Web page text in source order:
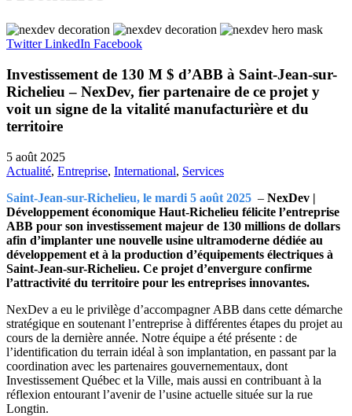
Twitter LinkedIn Facebook
Investissement de 130 M $ d’ABB à Saint-Jean-sur-
Richelieu – NexDev, fier partenaire de ce projet y
voit un signe de la vitalité manufacturière et du
territoire
5 août 2025
Actualité, Entreprise, International, Services
Saint-Jean-sur-Richelieu, le mardi 5 août 2025 – NexDev |
Développement économique Haut-Richelieu félicite l’entreprise
ABB pour son investissement majeur de 130 millions de dollars
afin d’implanter une nouvelle usine ultramoderne dédiée au
développement et à la production d’équipements électriques à
Saint-Jean-sur-Richelieu. Ce projet d’envergure confirme
l’attractivité du territoire pour les entreprises innovantes.
NexDev a eu le privilège d’accompagner ABB dans cette démarche
stratégique en soutenant l’entreprise à différentes étapes du projet au
cours de la dernière année. Notre équipe a été présente : de
l’identification du terrain idéal à son implantation, en passant par la
coordination avec les partenaires gouvernementaux, dont
Investissement Québec et la Ville, mais aussi en contribuant à la
réflexion entourant l’avenir de l’usine actuelle située sur la rue
Longtin.